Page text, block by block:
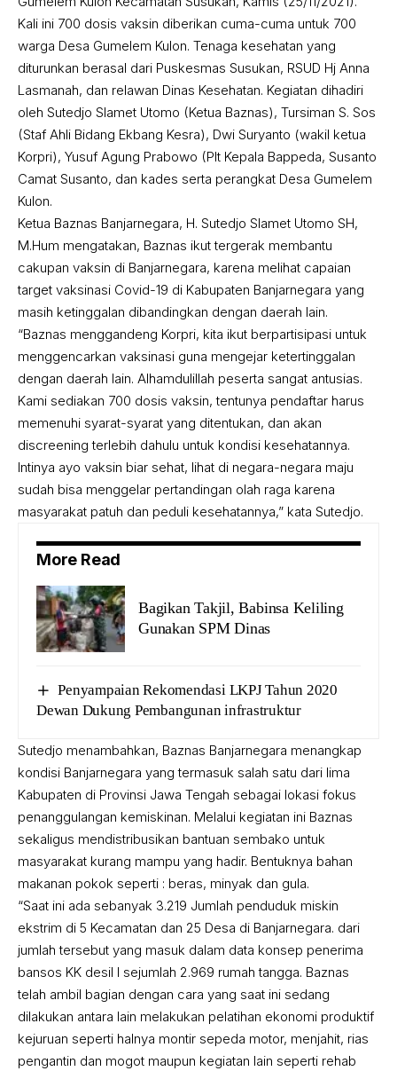
Kali ini 700 dosis vaksin diberikan cuma-cuma untuk 700
warga Desa Gumelem Kulon. Tenaga kesehatan yang
diturunkan berasal dari Puskesmas Susukan, RSUD Hj Anna
Lasmanah, dan relawan Dinas Kesehatan. Kegiatan dihadiri
oleh Sutedjo Slamet Utomo (Ketua Baznas), Tursiman S. Sos
(Staf Ahli Bidang Ekbang Kesra), Dwi Suryanto (wakil ketua
Korpri), Yusuf Agung Prabowo (Plt Kepala Bappeda, Susanto
Camat Susanto, dan kades serta perangkat Desa Gumelem
Kulon.
Ketua Baznas Banjarnegara, H. Sutedjo Slamet Utomo SH,
M.Hum mengatakan, Baznas ikut tergerak membantu
cakupan vaksin di Banjarnegara, karena melihat capaian
target vaksinasi Covid-19 di Kabupaten Banjarnegara yang
masih ketinggalan dibandingkan dengan daerah lain.
“Baznas menggandeng Korpri, kita ikut berpartisipasi untuk
menggencarkan vaksinasi guna mengejar ketertinggalan
dengan daerah lain. Alhamdulillah peserta sangat antusias.
Kami sediakan 700 dosis vaksin, tentunya pendaftar harus
memenuhi syarat-syarat yang ditentukan, dan akan
discreening terlebih dahulu untuk kondisi kesehatannya.
Intinya ayo vaksin biar sehat, lihat di negara-negara maju
sudah bisa menggelar pertandingan olah raga karena
masyarakat patuh dan peduli kesehatannya,” kata Sutedjo.
More Read
Bagikan Takjil, Babinsa Keliling
Gunakan SPM Dinas
Penyampaian Rekomendasi LKPJ Tahun 2020
Dewan Dukung Pembangunan infrastruktur
Sutedjo menambahkan, Baznas Banjarnegara menangkap
kondisi Banjarnegara yang termasuk salah satu dari lima
Kabupaten di Provinsi Jawa Tengah sebagai lokasi fokus
penanggulangan kemiskinan. Melalui kegiatan ini Baznas
sekaligus mendistribusikan bantuan sembako untuk
masyarakat kurang mampu yang hadir. Bentuknya bahan
makanan pokok seperti : beras, minyak dan gula.
“Saat ini ada sebanyak 3.219 Jumlah penduduk miskin
ekstrim di 5 Kecamatan dan 25 Desa di Banjarnegara. dari
jumlah tersebut yang masuk dalam data konsep penerima
bansos KK desil I sejumlah 2.969 rumah tangga. Baznas
telah ambil bagian dengan cara yang saat ini sedang
dilakukan antara lain melakukan pelatihan ekonomi produktif
kejuruan seperti halnya montir sepeda motor, menjahit, rias
pengantin dan mogot maupun kegiatan lain seperti rehab